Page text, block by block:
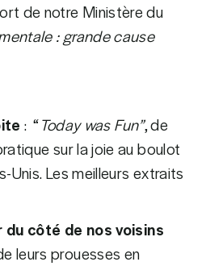
de notre Ministère du
: grande cause
: “Today was Fun”, de
sur la joie au boulot
Les meilleurs extraits
du côté de nos voisins
leurs prouesses en